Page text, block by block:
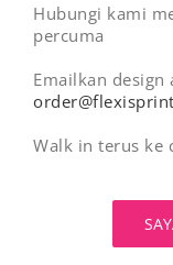
Hubungi kami
percuma
Emailkan
Walk in terus ke